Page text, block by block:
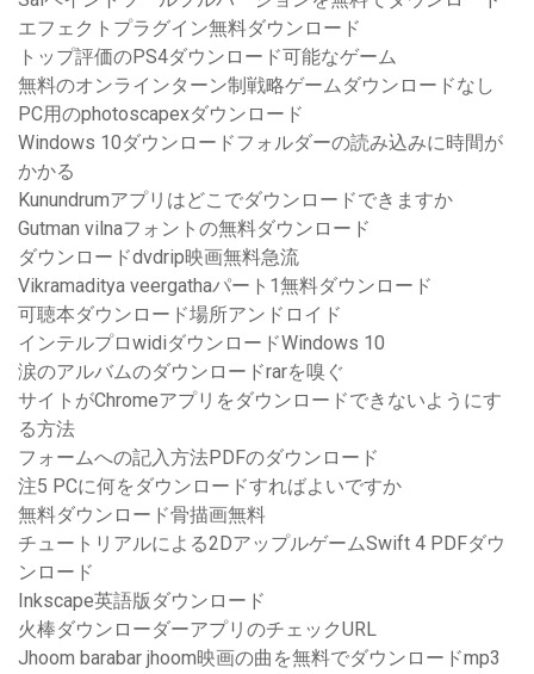
エフェクトプラグイン無料ダウンロード
トップ評価のPS4ダウンロード可能なゲーム
無料のオンラインターン制戦略ゲームダウンロードなし
PC用のphotoscapexダウンロード
Windows 10ダウンロードフォルダーの読み込みに時間が
かかる
Kunundrumアプリはどこでダウンロードできますか
Gutman vilnaフォントの無料ダウンロード
ダウンロードdvdrip映画無料急流
Vikramaditya veergathaパート1無料ダウンロード
可聴本ダウンロード場所アンドロイド
インテルプロwidiダウンロードWindows 10
涙のアルバムのダウンロードrarを嗅ぐ
サイトがChromeアプリをダウンロードできないようにす
る方法
フォームへの記入方法PDFのダウンロード
注5 PCに何をダウンロードすればよいですか
無料ダウンロード骨描画無料
チュートリアルによる2DアップルゲームSwift 4 PDFダウ
ンロード
Inkscape英語版ダウンロード
火棒ダウンローダーアプリのチェックURL
Jhoom barabar jhoom映画の曲を無料でダウンロードmp3